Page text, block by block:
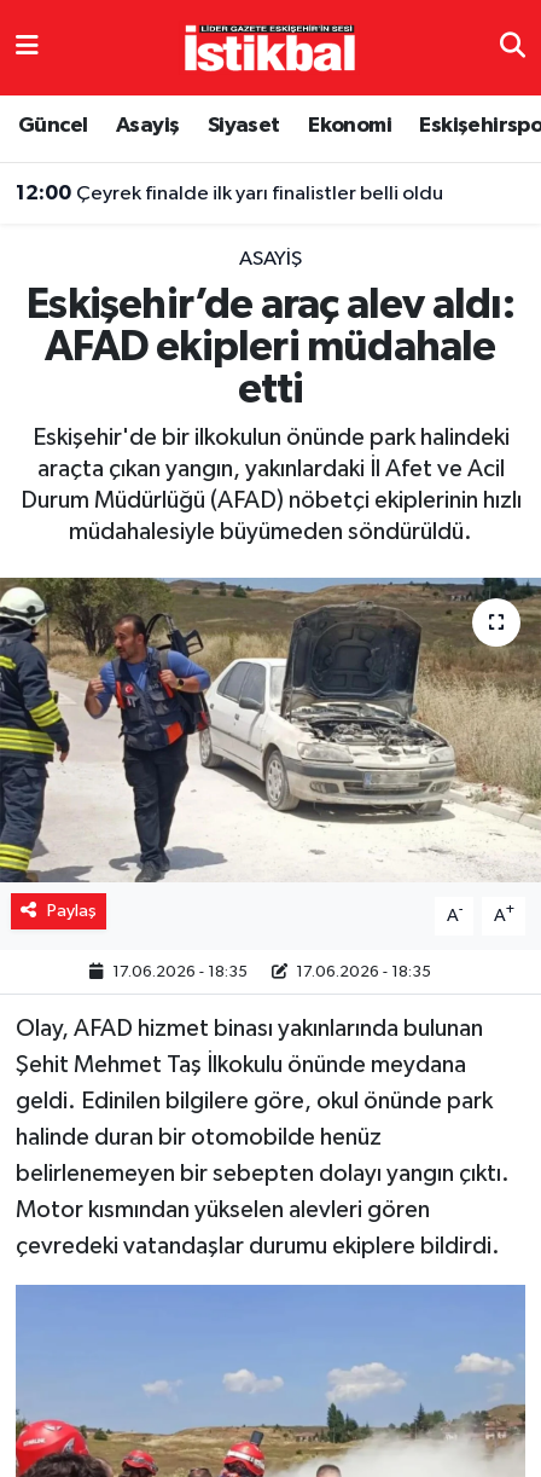
Güncel Asayiş Siyaset Ekonomi
12:00 Çeyrek finalde ilk yarı finalistler belli oldu
ASAYIŞ
Eskişehir’de araç alev aldı:
AFAD ekipleri müdahale
etti
Eskişehir'de bir ilkokulun önünde park halindeki
araçta çıkan yangın, yakınlardaki İl Afet ve Acil
Durum Müdürlüğü (AFAD) nöbetçi ekiplerinin hızlı
müdahalesiyle büyümeden söndürüldü.
Paylaş A- A+
17.06.2026 - 18:35 17.06.2026 - 18:35
Olay, AFAD hizmet binası yakınlarında bulunan
Şehit Mehmet Taş İlkokulu önünde meydana
geldi. Edinilen bilgilere göre, okul önünde park
halinde duran bir otomobilde henüz
belirlenemeyen bir sebepten dolayı yangın çıktı.
Motor kısmından yükselen alevleri gören
çevredeki vatandaşlar durumu ekiplere bildirdi.
Eskişehirspor
Spor
Ekonomi
Sağlık
Yaşam
Resmi ilanlar
Eskişehir Nöbetçi Eczaneler
TFF 3.Lig 4.Grup Puan Durumu ve Fikstür
Son Dakika Haberleri
Haber Arşivi